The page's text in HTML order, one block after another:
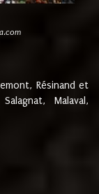
Résinand et
Malaval,